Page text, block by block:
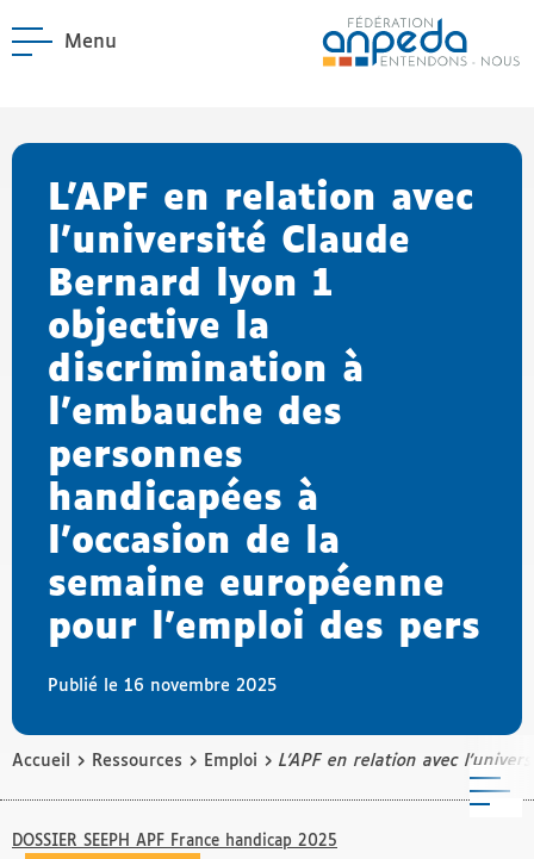
Menu
L’APF en relation avec
l’université Claude
Bernard lyon 1
objective la
discrimination à
l’embauche des
personnes
handicapées à
l’occasion de la
semaine européenne
pour l’emploi des pers
Publié le 16 novembre 2025
Accueil › Ressources › Emploi › L’APF en relation avec
DOSSIER SEEPH APF France handicap 2025